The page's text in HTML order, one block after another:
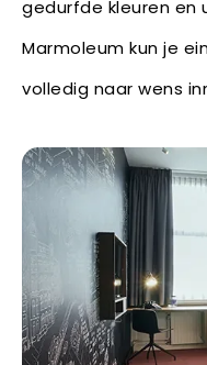
gedurfde kleuren en
Marmoleum kun je
volledig naar wens